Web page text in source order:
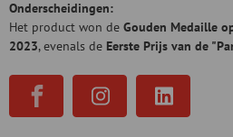
Onderscheidingen:
Het product won de Gouden Medaille
2023, evenals de Eerste Prijs van de